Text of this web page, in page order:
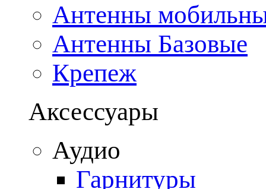
Антенны
Антенны Базовые
Крепеж
Аксессуары
Аудио
Гарнитуры